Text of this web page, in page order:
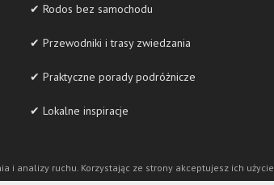
✔ Rodos bez samochodu
✔ Przewodniki i trasy zwiedzania
✔ Praktyczne porady podróżnicze
✔ Lokalne inspiracje
i analizy ruchu. Korzystając ze strony akceptujesz ich użycie.